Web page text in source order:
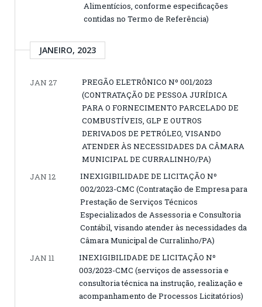
Alimentícios, conforme especificações
contidas no Termo de Referência)
JANEIRO, 2023
JAN 27
PREGÃO ELETRÔNICO Nº 001/2023
(CONTRATAÇÃO DE PESSOA JURÍDICA
PARA O FORNECIMENTO PARCELADO DE
COMBUSTÍVEIS, GLP E OUTROS
DERIVADOS DE PETRÓLEO, VISANDO
ATENDER ÀS NECESSIDADES DA CÂMARA
MUNICIPAL DE CURRALINHO/PA)
JAN 12
INEXIGIBILIDADE DE LICITAÇÃO Nº
002/2023-CMC (Contratação de Empresa para
Prestação de Serviços Técnicos
Especializados de Assessoria e Consultoria
Contábil, visando atender às necessidades da
Câmara Municipal de Curralinho/PA)
JAN 11
INEXIGIBILIDADE DE LICITAÇÃO Nº
003/2023-CMC (serviços de assessoria e
consultoria técnica na instrução, realização e
acompanhamento de Processos Licitatórios)